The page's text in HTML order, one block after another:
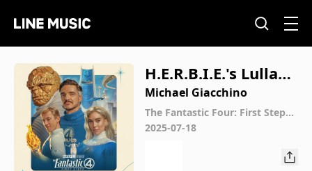
H.E.R.B.I.E.'s Lullaby
(From "The Fantasti
c Four: First Steps"/
Soundtrack Versio
Michael Giacchino
The Fantastic Four: First Steps
(Original Motion Picture Sound
2025-07-18